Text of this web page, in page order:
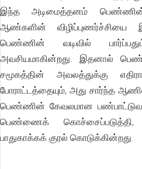
இந்த அடிமைத்தனம் பெண்ணின்
ஆண்களின்
பெண்ணின் வடிவில்
அவசியமாகின்றது. இதனால்
சமூகத்தின் அவலத்துக்கு
போராட்டத்தையும், அது சார்ந்த
பெண்ணின் கேவலமான
பெண்ணைக்
பாதுகாக்கக் குரல் கொடுக்கின்றது.